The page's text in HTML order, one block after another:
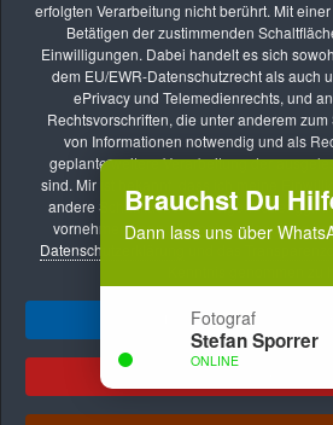
erfolgten Verarbeitung nicht berührt. Mit
Betätigen der zustimmenden
Einwilligungen. Dabei handelt es sich
dem EU/EWR-Datenschutzrecht als auch
ePrivacy und Telemedienrechts, und
Rechtsvorschriften, die unter anderem
von Informationen notwendig und als
geplante weitere Verarbeitung der
sind. Mir ist bekannt, dass ich meine
andere Schaltfläche verweigern oder ggf.
vornehmen kann. Mit meiner Handlung
Datenschutzerklärung
Ja, ich gebe mein
SEP.
22
Fotoreise: Fotoreise nach Hamburg
besten Licht erleben
vhs Kurse
Brauchst Du
Dann lass uns über
Fotograf
Stefan Sporrer
ONLINE
Impressum Datenschutzerklärung
Transparenzdokument
Datenschutz
Meldestelle nach dem HinSchG
.